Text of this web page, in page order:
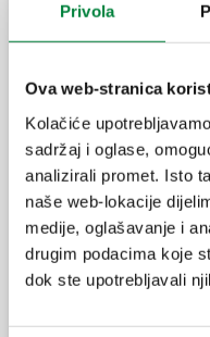
Privola
Ova web-stranica
Kolačiće
sadržaj i oglase,
analizirali promet. Isto
naše web-lokacije
medije, oglašavanje i
drugim podacima koje
dok ste upotrebljavali
sustave
sustave